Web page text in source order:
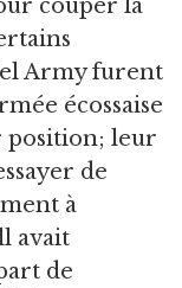
couper la
Army furent
écossaise
position; leur
de
à
avait
de